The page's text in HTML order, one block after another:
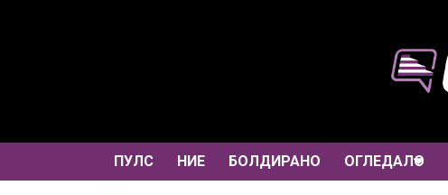
ПУЛС НИЕ БОЛДИРАНО ОГЛЕДАЛО